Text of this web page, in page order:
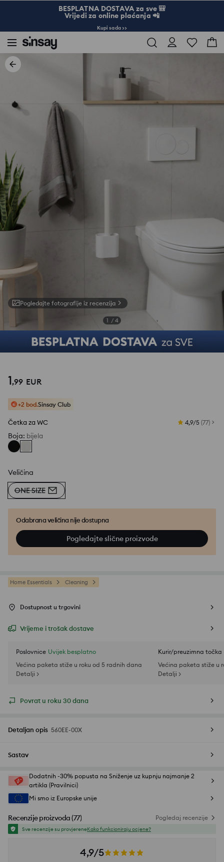
BESPLATNA DOSTAVA za sve 🎒
Vrijedi za online plaćanja 📲
Kupi sada >>
Pogledajte fotografije iz recenzija
1 / 4
1,99 EUR
+2 bod.Sinsay Club
Četka za WC 4,9/5 (77)
Boja: bijela
Veličina
ONE SIZE
Odabrana veličina nije dostupna
Pogledajte slične proizvode
Home Essentials Cleaning
Dostupnost u trgovini
Vrijeme i trošak dostave
Poslovnice Uvijek besplatno
Većina paketa stiže u roku od 5 radnih dana
Detalji >
Kurir/preuzimna točka
Većina paketa stiže u
Detalji >
Povrat u roku 30 dana
Detaljan opis 560EE-00X
Sastav
Dodatnih -30% popusta na Sniženje uz kupnju najmanje 2
artikla (Pravilnici)
Mi smo iz Europske unije
Recenzije proizvoda(77) Pogledaj recenzije
Sve recenzije su provjereneKako funkcioniraju ocjene?
4,9/5